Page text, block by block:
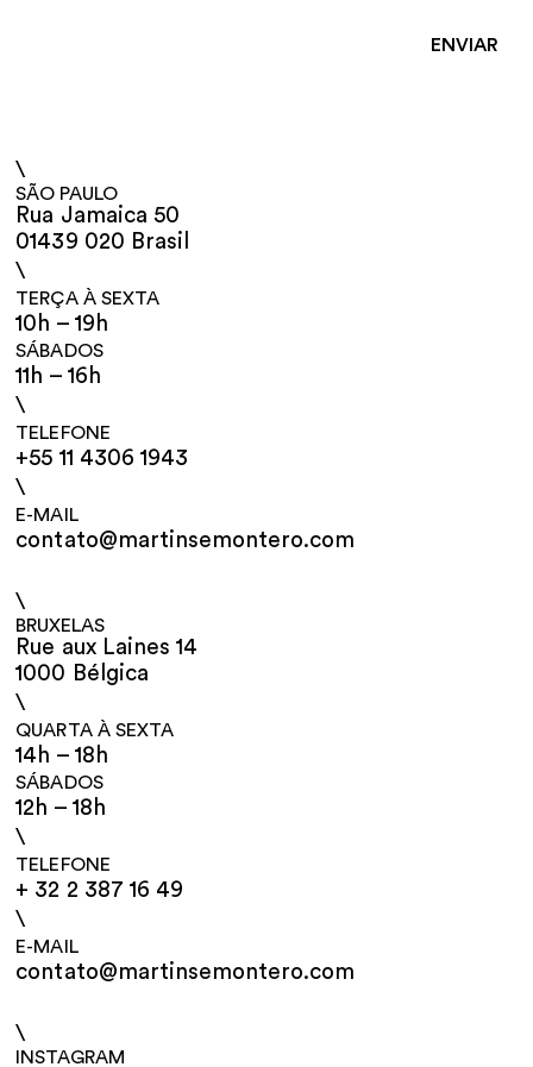
\
SÃO PAULO
Rua Jamaica 50
01439 020 Brasil
\
TERÇA À SEXTA
10h – 19h
SÁBADOS
11h – 16h
\
TELEFONE
+55 11 4306 1943
\
E-MAIL
contato@martinsemontero.com
\
BRUXELAS
Rue aux Laines 14
1000 Bélgica
\
QUARTA À SEXTA
14h – 18h
SÁBADOS
12h – 18h
\
TELEFONE
+ 32 2 387 16 49
\
E-MAIL
contato@martinsemontero.com
\
INSTAGRAM